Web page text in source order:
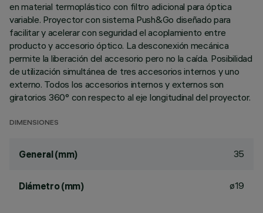
en material termoplástico con filtro adicional para óptica
variable. Proyector con sistema Push&Go diseñado para
facilitar y acelerar con seguridad el acoplamiento entre
producto y accesorio óptico. La desconexión mecánica
permite la liberación del accesorio pero no la caída. Posibilidad
de utilización simultánea de tres accesorios internos y uno
externo. Todos los accesorios internos y externos son
giratorios 360° con respecto al eje longitudinal del proyector.
DIMENSIONES
General (mm) 35
Diámetro (mm) ø19